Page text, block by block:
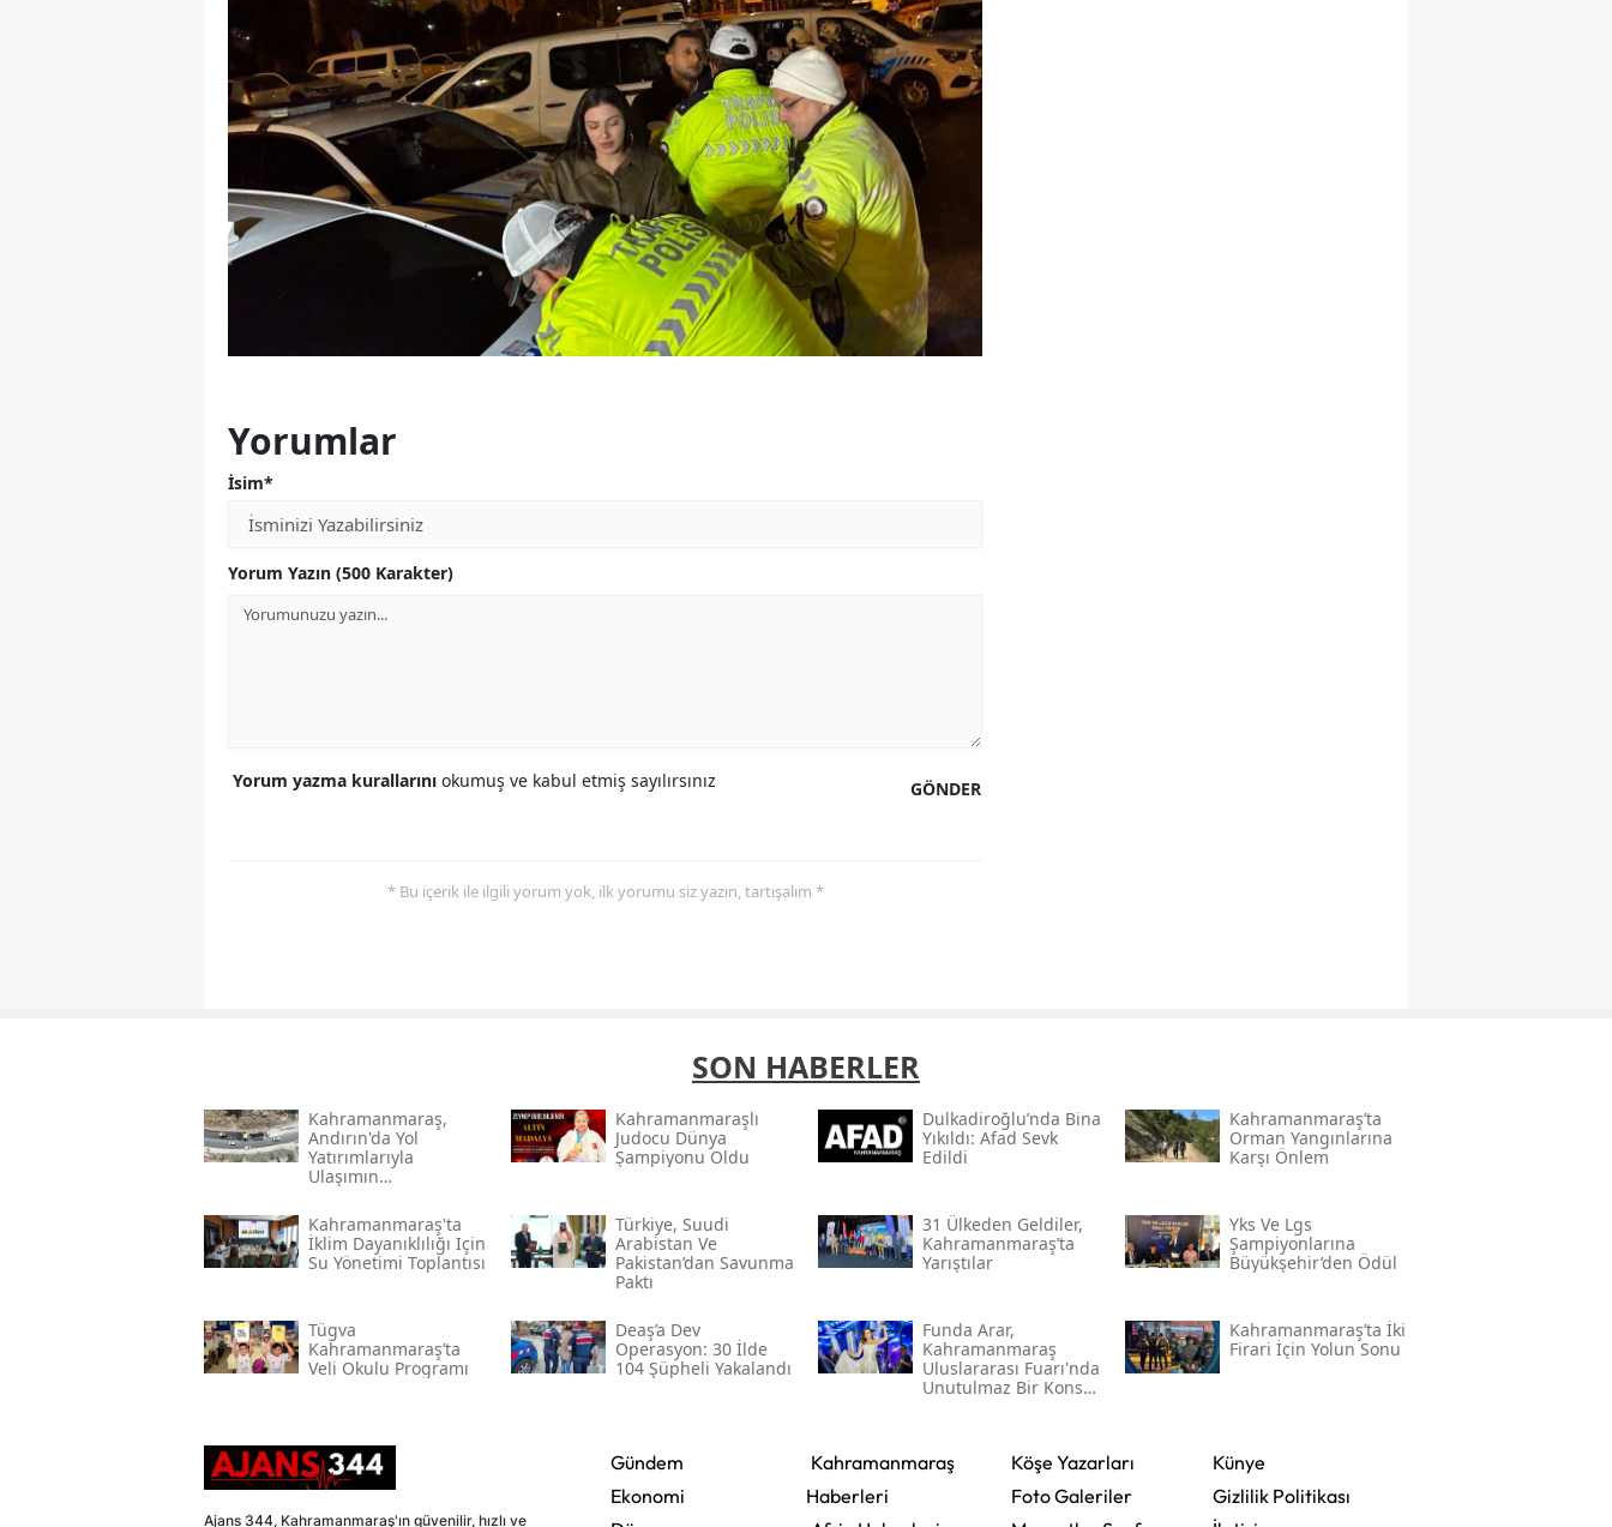
Yorumlar
İsim*
Yorum Yazın (500 Karakter)
GÖNDER
Yorum yazma kurallarını okumuş ve kabul etmiş sayılırsınız
* Bu içerik ile ilgili yorum yok, ilk yorumu siz yazın, tartışalım *
SON HABERLER
Kahramanmaraş,
Andırın'da Yol
Yatırımlarıyla
Ulaşımın
Yükseltiyor
Kahramanmaraşlı
Judocu Dünya
Şampiyonu Oldu
Dulkadiroğlu’nda Bina
Yıkıldı: Afad Sevk
Edildi
Kahramanmaraş’ta
Orman Yangınlarına
Karşı Önlem
Kahramanmaraş'ta
İklim Dayanıklılığı Için
Su Yönetimi Toplantısı
Türkiye, Suudi
Arabistan Ve
Pakistan’dan Savunma
Paktı
31 Ülkeden Geldiler,
Kahramanmaraş’ta
Yarıştılar
Yks Ve Lgs
Şampiyonlarına
Büyükşehir’den Ödül
Tügva
Kahramanmaraş’ta
Veli Okulu Programı
Deaş’a Dev
Operasyon: 30 İlde
104 Şüpheli Yakalandı
Funda Arar,
Kahramanmaraş
Uluslararası Fuarı'nda
Unutulmaz Bir Konser
Kahramanmaraş’ta İki
Firari İçin Yolun Sonu
Ajans 344, Kahramanmaraş'ın güvenilir, hızlı ve
Gündem
Ekonomi
Kahramanmaraş
Haberleri
Köşe Yazarları
Foto Galeriler
Künye
Gizlilik Politikası